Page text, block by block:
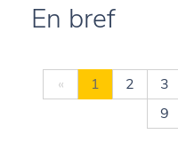
En bref
« 1 2 3
9